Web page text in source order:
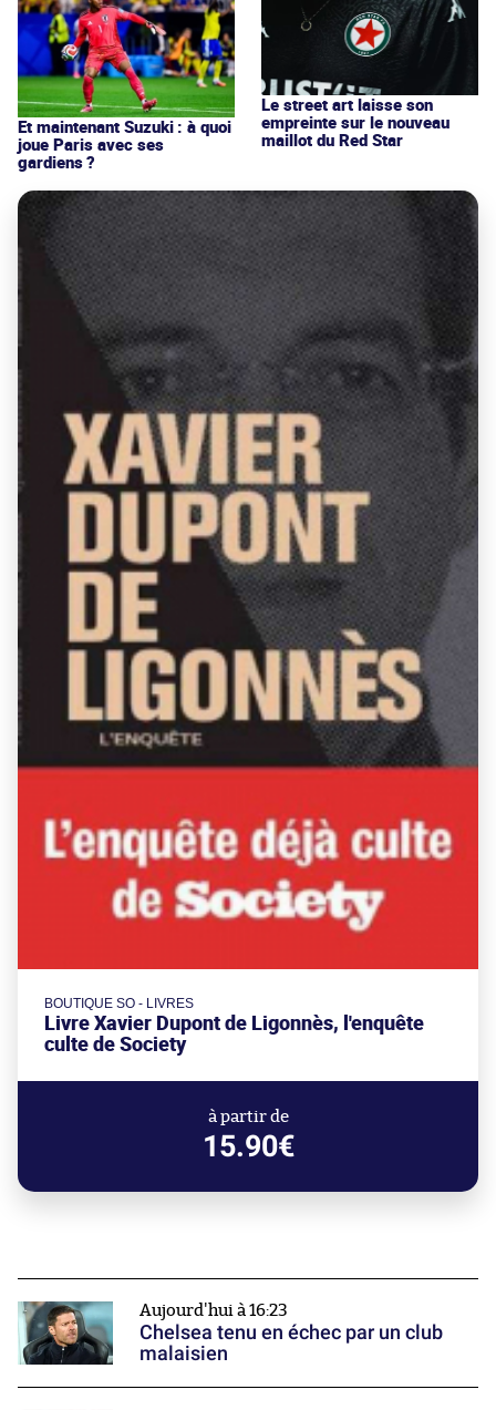
Et maintenant Suzuki : à quoi
joue Paris avec ses
gardiens ?
Le street art laisse son
empreinte sur le nouveau
maillot du Red Star
BOUTIQUE SO - LIVRES
Livre Xavier Dupont de Ligonnès, l'enquête
culte de Society
à partir de
15.90€
Aujourd'hui à 16:23
Chelsea tenu en échec par un club
malaisien